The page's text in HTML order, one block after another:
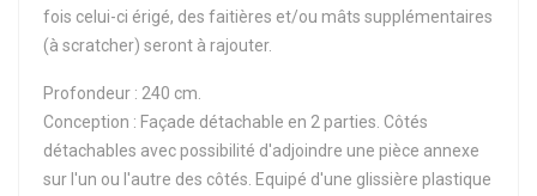
fois celui-ci érigé, des faitières et/ou mâts supplémentaires
(à scratcher) seront à rajouter.
Profondeur : 240 cm.
Conception : Façade détachable en 2 parties. Côtés
détachables avec possibilité d'adjoindre une pièce annexe
sur l'un ou l'autre des côtés. Equipé d'une glissière plastique